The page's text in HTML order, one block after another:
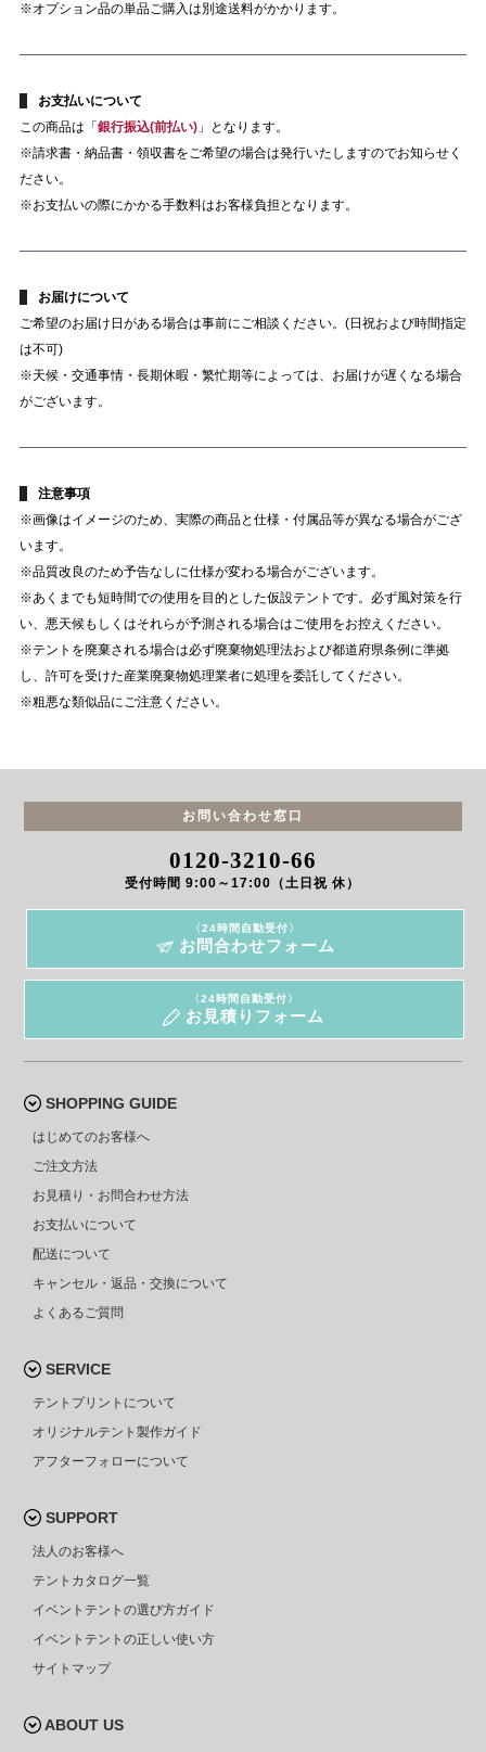
※オプション品の単品ご購入は別途送料がかかります。
お支払いについて
この商品は「 銀行振込(前払い)」となります。
※請求書・納品書・領収書をご希望の場合は発行いたしますのでお知らせく
ださい。
※お支払いの際にかかる手数料はお客様負担となります。
お届けについて
ご希望のお届け日がある場合は事前にご相談ください。(日祝および時間指定
は不可)
※天候・交通事情・長期休暇・繁忙期等によっては、お届けが遅くなる場合
がございます。
注意事項
※画像はイメージのため、実際の商品と仕様・付属品等が異なる場合がござ
います。
※品質改良のため予告なしに仕様が変わる場合がございます。
※あくまでも短時間での使用を目的とした仮設テントです。必ず風対策を行
い、悪天候もしくはそれらが予測される場合はご使用をお控えください。
※テントを廃棄される場合は必ず廃棄物処理法および都道府県条例に準拠
し、許可を受けた産業廃棄物処理業者に処理を委託してください。
※粗悪な類似品にご注意ください。
お問い合わせ窓口
0120-3210-66
受付時間 9:00～17:00（土日祝 休）
〈24時間自動受付〉
お問合わせフォーム
〈24時間自動受付〉
お見積りフォーム
SHOPPING GUIDE
はじめてのお客様へ
ご注文方法
お見積り・お問合わせ方法
お支払いについて
配送について
キャンセル・返品・交換について
よくあるご質問
SERVICE
テントプリントについて
オリジナルテント製作ガイド
アフターフォローについて
SUPPORT
法人のお客様へ
テントカタログ一覧
イベントテントの選び方ガイド
イベントテントの正しい使い方
サイトマップ
ABOUT US